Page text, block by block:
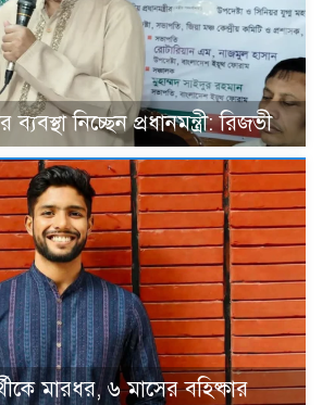
নিচ্ছেন প্রধানমন্ত্রী: রিজভী
মারধর, ৬ মাসের বহিষ্কার